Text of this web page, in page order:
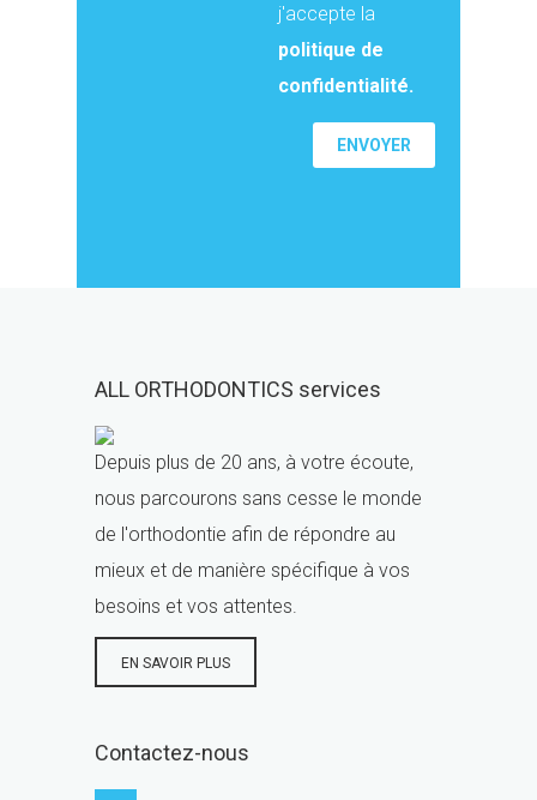
j'accepte la
politique de
confidentialité.
ALL ORTHODONTICS services
Depuis plus de 20 ans, à votre écoute,
nous parcourons sans cesse le monde
de l'orthodontie afin de répondre au
mieux et de manière spécifique à vos
besoins et vos attentes.
EN SAVOIR PLUS
Contactez-nous